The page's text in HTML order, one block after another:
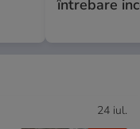
întrebare
24 iul.